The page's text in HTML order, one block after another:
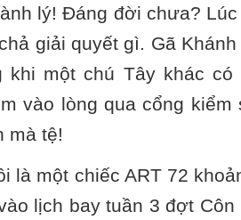
lý! Đáng đời chưa?
giải quyết gì. Gã
khi một chú Tây khác
vào lòng qua cổng
mà tệ!
là một chiếc ART 72
lịch bay tuần 3 đợt